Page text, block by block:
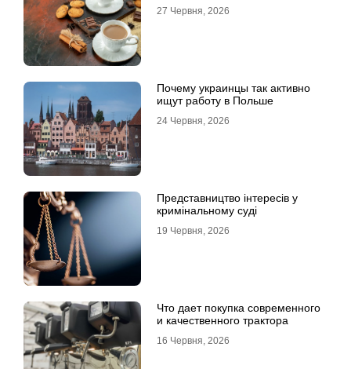
27 Червня, 2026
Почему украинцы так активно
ищут работу в Польше
24 Червня, 2026
Представництво інтересів у
кримінальному суді
19 Червня, 2026
Что дает покупка современного
и качественного трактора
16 Червня, 2026